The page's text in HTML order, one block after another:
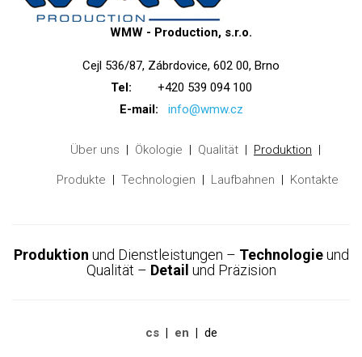
WMW - Production, s.r.o.
Cejl 536/87, Zábrdovice, 602 00, Brno
Tel: +420 539 094 100
E-mail:
info@wmw.cz
Über uns Ökologie Qualität Produktion
Produkte Technologien Laufbahnen Kontakte
Produktion und Dienstleistungen – Technologieund
Qualität – Detail und Präzision
cs en de